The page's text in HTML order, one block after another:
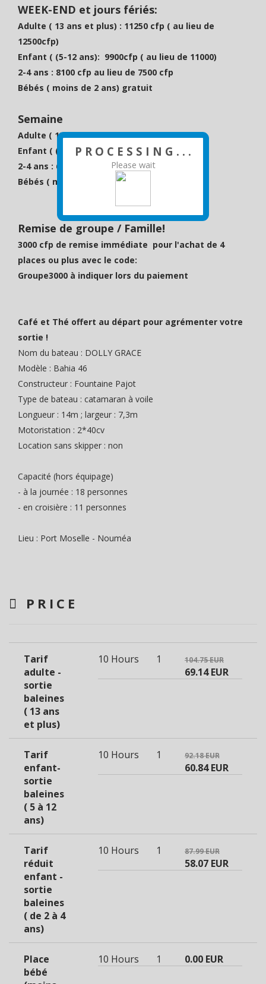
P R O C E S S I N G . . .
Please wait
WEEK-END et jours fériés:
Adulte ( 13 ans et plus) : 11250 cfp ( au lieu de
12500cfp)
Enfant ( (5-12 ans): 9900cfp ( au lieu de 11000)
2-4 ans : 8100 cfp au lieu de 7500 cfp
Bébés ( moins de 2 ans) gratuit
Semaine
Adulte ( 13 ans et plus) : 9500 cfp
Enfant ( (5-12 ans): 8460 cfp
2-4 ans : 6840 cfp
Bébés ( moins de 2 ans) gratuit
Remise de groupe / Famille!
3000 cfp de remise immédiate pour l'achat de 4
places ou plus avec le code:
Groupe3000 à indiquer lors du paiement
Café et Thé offert au départ pour agrémenter votre
sortie !
Nom du bateau : DOLLY GRACE
Modèle : Bahia 46
Constructeur : Fountaine Pajot
Type de bateau : catamaran à voile
Longueur : 14m ; largeur : 7,3m
Motoristation : 2*40cv
Location sans skipper : non
Capacité (hors équipage)
- à la journée : 18 personnes
- en croisière : 11 personnes
Lieu : Port Moselle - Nouméa
PRICE
Tarif
adulte -
sortie
baleines
( 13 ans
et plus)
10 Hours 1 104.75 EUR
69.14 EUR
Tarif
enfant-
sortie
baleines
( 5 à 12
ans)
10 Hours 1 92.18 EUR
60.84 EUR
Tarif
réduit
enfant -
sortie
baleines
( de 2 à 4
ans)
10 Hours 1 87.99 EUR
58.07 EUR
Place
bébé
10 Hours 1 0.00 EUR